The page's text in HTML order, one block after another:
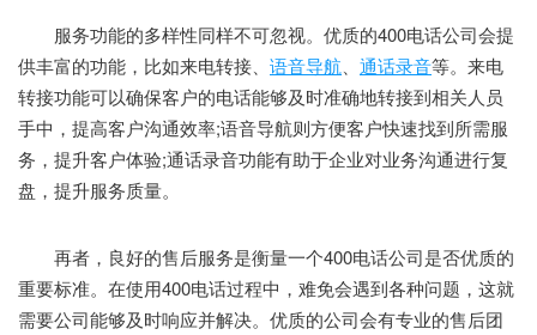
服务功能的多样性同样不可忽视。优质的400电话公司会提
供丰富的功能，比如来电转接、 语音导航 通话录音等。来电
转接功能可以确保客户的电话能够及时准确地转接到相关人员
手中，提高客户沟通效率;语音导航则方便客户快速找到所需服
务，提升客户体验;通话录音功能有助于企业对业务沟通进行复
盘，提升服务质量。
再者，良好的售后服务是衡量一个400电话公司是否优质的
重要标准。在使用400电话过程中，难免会遇到各种问题，这就
需要公司能够及时响应并解决。优质的公司会有专业的售后团